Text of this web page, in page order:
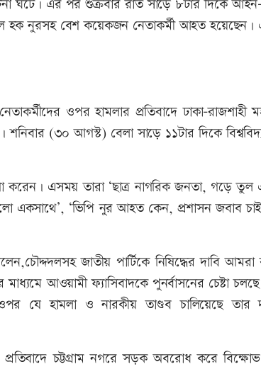
ঘটে। এর পর শুক্রবার রাত সাড়ে ৮টার দিকে
হক নুরসহ বেশ কয়েকজন নেতাকর্মী আহত
ওপর হামলার প্রতিবাদে ঢাকা-রাজশাহী
শনিবার (৩০ আগস্ট) বেলা সাড়ে ১১টার দিকে
করেন। এসময় তারা ‘ছাত্র নাগরিক জনতা, গড়ে তুল
একসাথে’, ‘ভিপি নুর আহত কেন, প্রশাসন জবাব
জাতীয় পার্টিকে নিষিদ্ধের দাবি আমরা
আওয়ামী ফ্যাসিবাদকে পুনর্বাসনের চেষ্টা
যে হামলা ও নারকীয় তাণ্ডব চালিয়েছে তার
চট্টগ্রাম নগরে সড়ক অবরোধ করে